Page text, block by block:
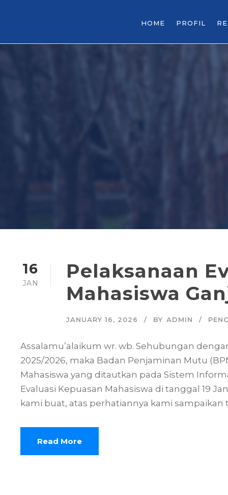
HOME PROFIL
16
JAN
Pelaksanaan
Mahasiswa
JANUARY 16, 2026 BY ADMIN
Assalamu’alaikum wr. wb. Sehubungan
2025/2026, maka Badan Penjaminan Mutu
Mahasiswa yang ditautkan pada Sistem
Evaluasi Kepuasan Mahasiswa di tanggal 19
kami buat, atas perhatiannya kami sampaikan
Read More